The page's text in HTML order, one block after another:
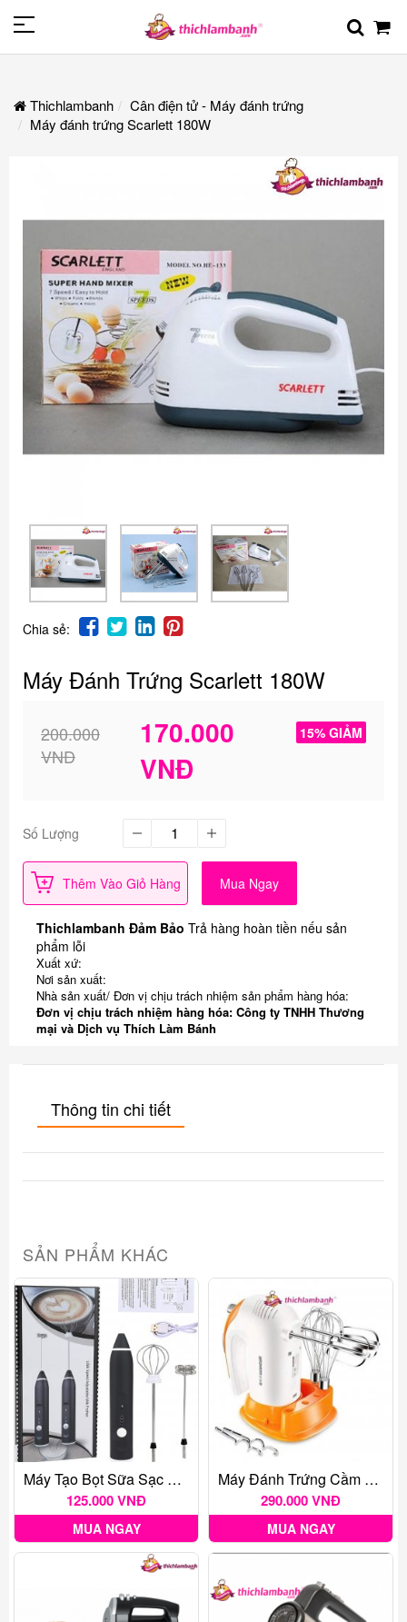
Thichlambanh
Cân điện tử - Máy đánh trứng
Máy đánh trứng Scarlett 180W
Chia sẻ:
Máy Đánh Trứng Scarlett 180W
200.000
VNĐ
170.000
VNĐ
15% GIẢM
Số Lượng
Thêm Vào Giỏ Hàng Mua Ngay
Thichlambanh Đảm Bảo Trả hàng hoàn tiền nếu sản
phẩm lỗi
Xuất xứ:
Nơi sản xuất:
Nhà sản xuất/ Đơn vị chịu trách nhiệm sản phẩm hàng hóa:
Đơn vị chịu trách nhiệm hàng hóa: Công ty TNHH Thương
mại và Dịch vụ Thích Làm Bánh
Thông tin chi tiết
SẢN PHẨM KHÁC
Máy Tạo Bọt Sữa Sạc Usb 2 Loại Đầu Khuấy Cafe Và Đánh Trứng
125.000 VNĐ
MUA NGAY
Máy Đánh Trứng Cầm Tay Netmego N38D 300W
290.000 VNĐ
MUA NGAY